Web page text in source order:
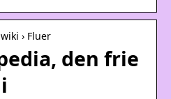
› Fluer
den frie